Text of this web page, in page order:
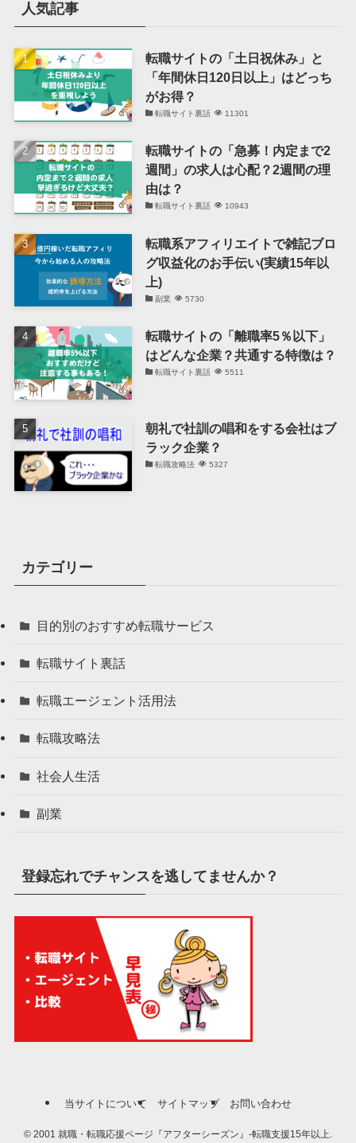
人気記事
転職サイトの「土日祝休み」と
「年間休日120日以上」はどっち
がお得？
転職サイト裏話 11301
転職サイトの「急募！内定まで2
週間」の求人は心配？2週間の理
由は？
転職サイト裏話 10943
転職系アフィリエイトで雑記ブロ
グ収益化のお手伝い(実績15年以
上)
副業 5730
転職サイトの「離職率5％以下」
はどんな企業？共通する特徴は？
転職サイト裏話 5511
朝礼で社訓の唱和をする会社はブ
ラック企業？
転職攻略法 5327
カテゴリー
目的別のおすすめ転職サービス
転職サイト裏話
転職エージェント活用法
転職攻略法
社会人生活
副業
登録忘れでチャンスを逃してませんか？
当サイトについて サイトマップ お問い合わせ
© 2001 就職・転職応援ページ『アフターシーズン』-転職支援15年以上.